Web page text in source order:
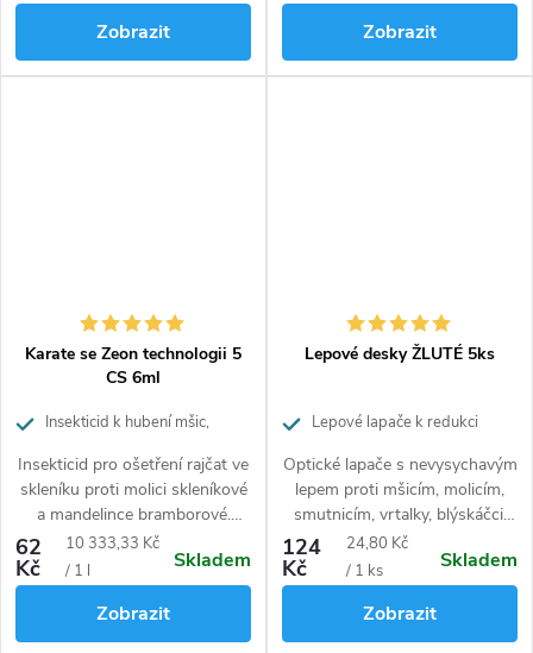
Zobrazit Zobrazit
Karate se Zeon technologii 5
CS 6ml
Insekticid k hubení mšic,
Insekticid pro ošetření rajčat ve
skleníku proti molici skleníkové
a mandelince bramborové.
Působí rychle po kontaktu i při
požeru škůdcem.
62
Kč
Měrná
cena:
10 333,33 Kč
/ 1 l
Skladem
Zobrazit
Lepové desky ŽLUTÉ 5ks
Lepové lapače k redukci
sadech
Optické lapače s nevysychavým
lepem proti mšicím, molicím,
smutnicím, vrtalky, blýskáčci,
dřepčíci, krytonosci, bejlomorky,
plodomorky. Jsou určené k
signalizaci výskytu a snižovaní
populační hustoty létajících
škůdců.
124
Kč
Měrná
cena:
24,80 Kč
/ 1 ks
Skladem
Zobrazit